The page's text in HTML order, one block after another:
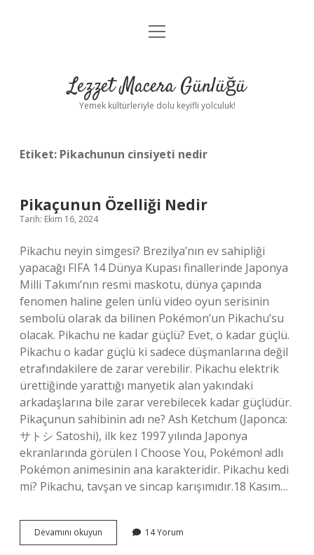
Anasayfa
Yasal Uyarı
menüyü
Lezzet Macera Günlüğü
Yemek kültürleriyle dolu keyifli yolculuk!
Etiket: Pikachunun cinsiyeti nedir
Pikaçunun Özelliği Nedir
Tarih: Ekim 16, 2024
Pikachu neyin simgesi? Brezilya’nın ev sahipliği
yapacağı FIFA 14 Dünya Kupası finallerinde Japonya
Milli Takımı’nın resmi maskotu, dünya çapında
fenomen haline gelen ünlü video oyun serisinin
sembolü olarak da bilinen Pokémon’un Pikachu’su
olacak. Pikachu ne kadar güçlü? Evet, o kadar güçlü.
Pikachu o kadar güçlü ki sadece düşmanlarına değil
etrafındakilere de zarar verebilir. Pikachu elektrik
ürettiğinde yarattığı manyetik alan yakındaki
arkadaşlarına bile zarar verebilecek kadar güçlüdür.
Pikaçunun sahibinin adı ne? Ash Ketchum (Japonca:
サトシ Satoshi), ilk kez 1997 yılında Japonya
ekranlarında görülen I Choose You, Pokémon! adlı
Pokémon animesinin ana karakteridir. Pikachu kedi
mi? Pikachu, tavşan ve sincap karışımıdır.18 Kasım…
Devamını okuyun Pikaçunun
Özelliği
14 Yorum